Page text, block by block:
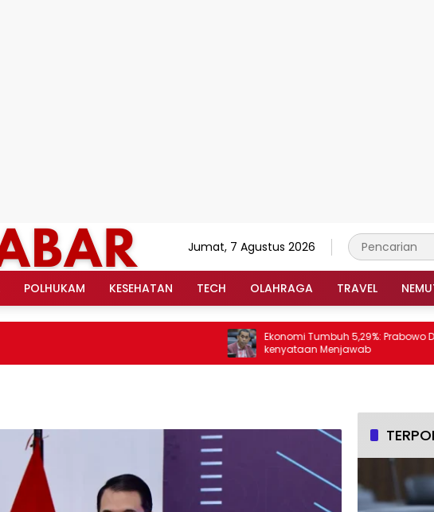
Jumat, 7 Agustus 2026
POLHUKAM KESEHATAN TECH OLAHRAGA TRAVEL
Ekonomi Tumbuh 5,29%: Prabowo Dikritik
kenyataan Menjawab